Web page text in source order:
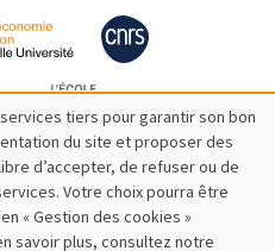
tiers pour garantir son bon
du site et proposer des
d’accepter, de refuser ou de
Votre choix pourra être
« Gestion des cookies »
savoir plus, consultez notre